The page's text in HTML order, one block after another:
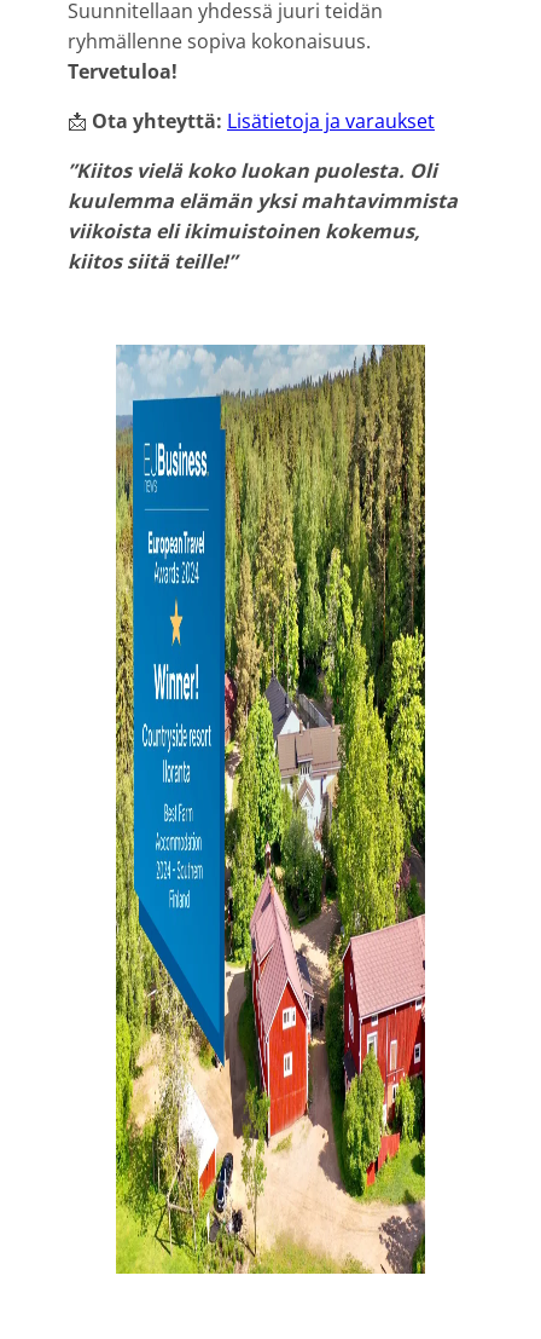
Suunnitellaan yhdessä juuri teidän
ryhmällenne sopiva kokonaisuus.
Tervetuloa!
📩 Ota yhteyttä: Lisätietoja ja varaukset
”Kiitos vielä koko luokan puolesta. Oli
kuulemma elämän yksi mahtavimmista
viikoista eli ikimuistoinen kokemus,
kiitos siitä teille!”